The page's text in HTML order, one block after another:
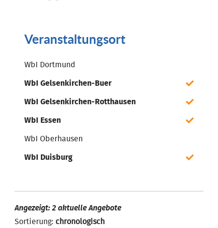
Veranstaltungsort
WbI Dortmund
WbI Gelsenkirchen-Buer
WbI Gelsenkirchen-Rotthausen
WbI Essen
WbI Oberhausen
WbI Duisburg
Angezeigt: 2 aktuelle Angebote
Sortierung: chronologisch